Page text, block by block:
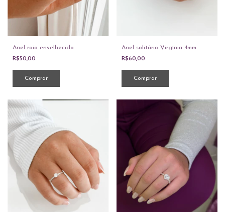
Anel raio envelhecido
R$50,00
Comprar
Anel solitário Virgínia 4mm
R$60,00
Comprar